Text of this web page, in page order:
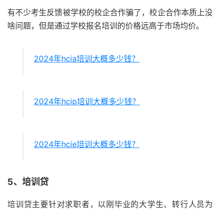
有不少考生反馈被学校的校企合作骗了，校企合作本质上没
啥问题，但是通过学校报名培训的价格远高于市场均价。
2024年hcia培训大概多少钱？
2024年hcip培训大概多少钱？
2024年hcie培训大概多少钱？
5、培训贷
培训贷主要针对求职者，以刚毕业的大学生、转行人员为